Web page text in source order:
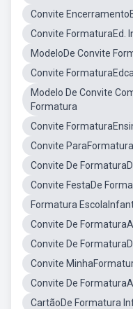
Convite
Convite FormaturaEd.
ModeloDe Convite
Convite
Modelo De Convite
Formatura
Convite
Convite
Convite De
Convite FestaDe
Formatura
Convite De
Convite De
Convite
Convite De
CartãoDe Formatura